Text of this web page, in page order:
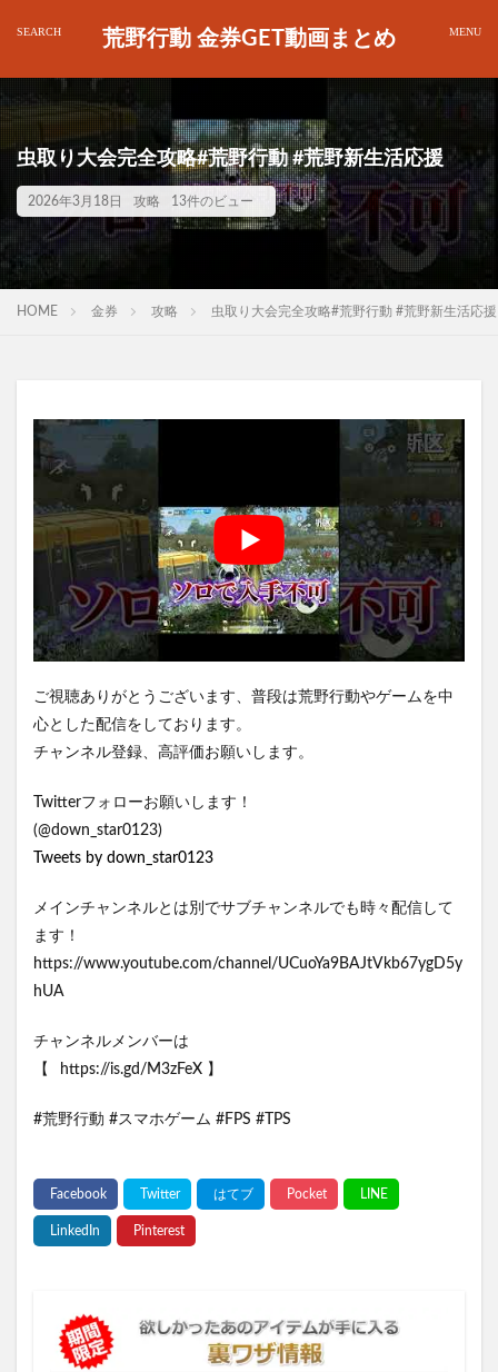
荒野行動 金券GET動画まとめ
虫取り大会完全攻略#荒野行動 #荒野新生活応援
2026年3月18日 攻略 13件のビュー
HOME 金券 攻略 虫取り大会完全攻略#荒野行動 #荒野新生活応援
ご視聴ありがとうございます、普段は荒野行動やゲームを中
心とした配信をしております。
チャンネル登録、高評価お願いします。
Twitterフォローお願いします！
(@down_star0123)
Tweets by down_star0123
メインチャンネルとは別でサブチャンネルでも時々配信して
ます！
https://www.youtube.com/channel/UCuoYa9BAJtVkb67ygD5y
hUA
チャンネルメンバーは
【⠀https://is.gd/M3zFeX 】
#荒野行動 #スマホゲーム #FPS #TPS